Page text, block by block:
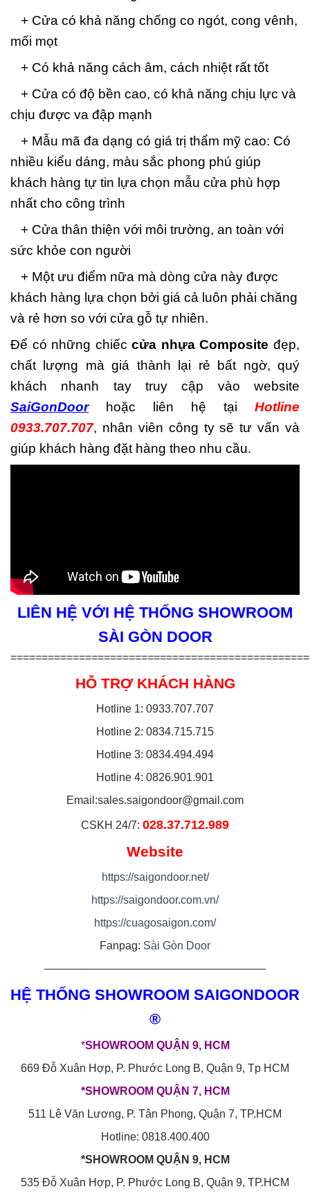
+ Cửa có khả năng chống co ngót, cong vênh,
mối mọt
+ Có khả năng cách âm, cách nhiệt rất tốt
+ Cửa có độ bền cao, có khả năng chịu lực và
chịu được va đập mạnh
+ Mẫu mã đa dạng có giá trị thẩm mỹ cao: Có
nhiều kiểu dáng, màu sắc phong phú giúp
khách hàng tự tin lựa chọn mẫu cửa phù hợp
nhất cho công trình
+ Cửa thân thiện với môi trường, an toàn với
sức khỏe con người
+ Một ưu điểm nữa mà dòng cửa này được
khách hàng lựa chọn bởi giá cả luôn phải chăng
và rẻ hơn so với cửa gỗ tự nhiên.
Để có những chiếccửa nhựa Composite đẹp,
chất lượng mà giá thành lại rẻ bất ngờ, quý
khách nhanh tay truy cập vào website
SaiGonDoorhoặc liên hệ tại Hotline
0933.707.707, nhân viên công ty sẽ tư vấn và
giúp khách hàng đặt hàng theo nhu cầu.
LIÊN HỆ VỚI HỆ THỐNG SHOWROOM
SÀI GÒN DOOR
================================================
HỖ TRỢ KHÁCH HÀNG
Hotline 1: 0933.707.707
Hotline 2: 0834.715.715
Hotline 3: 0834.494.494
Hotline 4: 0826.901.901
Email:sales.saigondoor@gmail.com
CSKH 24/7: 028.37.712.989
Website
https://saigondoor.net/
https://saigondoor.com.vn/
https://cuagosaigon.com/
Fanpag: Sài Gòn Door
————————————————————
HỆ THỐNG SHOWROOM SAIGONDOOR
®
*SHOWROOM QUẬN 9, HCM
669 Đỗ Xuân Hợp, P. Phước Long B, Quận 9, Tp HCM
*SHOWROOM QUẬN 7, HCM
511 Lê Văn Lương, P. Tân Phong, Quận 7, TP.HCM
Hotline: 0818.400.400
*SHOWROOM QUẬN 9, HCM
535 Đỗ Xuân Hợp, P. Phước Long B, Quận 9, TP.HCM